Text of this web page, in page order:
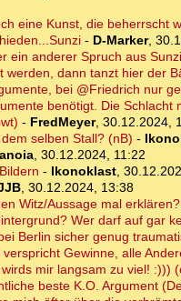
eine Kunst, die beherrscht
- D-Marker,
ein anderer Spruch aus Sunzi
werden, dann tanzt hier der
bei @Friedrich nur
benötigt. Die
- FredMeyer, 30.12.2024,
selben Stall? (nB) -
, 30.12.2024, 11:22
- Ikonoklast,
, 30.12.2024, 13:38
Witz/Aussage mal
Wer darf auf gar
Berlin sicher genug
Gewinne, alle
mir langsam zu viel! :)))
beste K.O. Argument